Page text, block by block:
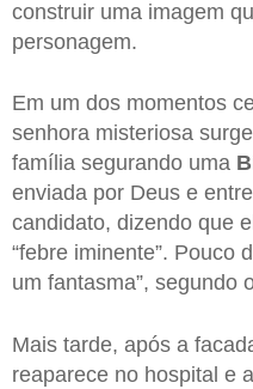
construir uma imagem
personagem.
Em um dos momentos
senhora misteriosa
família segurando uma
enviada por Deus e
candidato, dizendo que
“febre iminente”. Pouco
um fantasma”, segundo
Mais tarde, após a
reaparece no hospital e